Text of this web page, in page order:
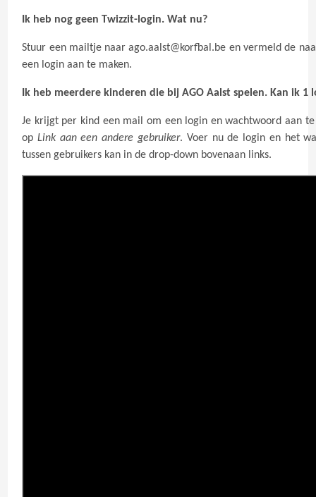
Ik heb nog geen Twizzit-login. Wat nu?
Stuur een mailtje naarago.aalst@korfbal.be en vermeld de
een login aan te maken.
Ik heb meerdere kinderen die bij AGO Aalst spelen. Kan ik
Je krijgt per kind een mail om een login en wachtwoord aan
op Link aan een andere gebruiker. Voer nu de login en het
tussen gebruikers kan in de drop-down bovenaan links.